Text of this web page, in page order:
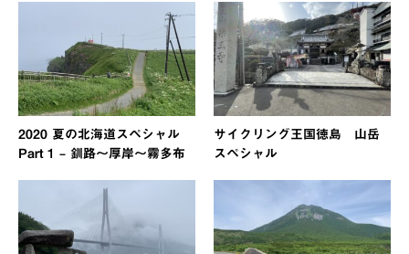
2020 夏の北海道スペシャル
Part 1 – 釧路〜厚岸〜霧多布
サイクリング王国徳島 山岳
スペシャル